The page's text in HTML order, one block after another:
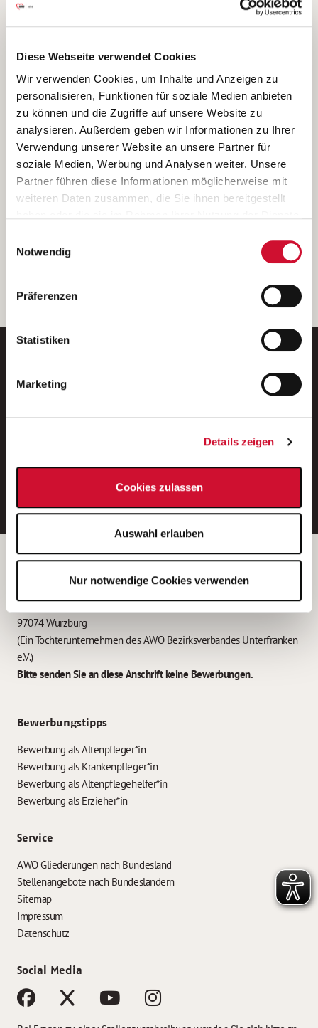
Diese Webseite verwendet Cookies
Wir verwenden Cookies, um Inhalte und Anzeigen zu
personalisieren, Funktionen für soziale Medien anbieten
zu können und die Zugriffe auf unsere Website zu
analysieren. Außerdem geben wir Informationen zu Ihrer
Verwendung unserer Website an unsere Partner für
soziale Medien, Werbung und Analysen weiter. Unsere
Partner führen diese Informationen möglicherweise mit
weiteren Daten zusammen, die Sie ihnen bereitgestellt
Wenn Sie auf „Cookies zulassen“ klicken, so stimmen
Sie der Speicherung sämtlicher Cookies zu. Sie können
Ihre Einwilligung selbstverständlich jederzeit widerrufen,
indem Sie die Cookie-Einstellungen aufrufen und diese
unserer
Notwendig
Präferenzen
Statistiken
Marketing
Details zeigen
Cookies zulassen
Auswahl erlauben
Nur notwendige Cookies verwenden
Ich bin damit einverstanden, dass meine personenbezogenen Daten
ausschließlich zum Zweck der Durchführung der Kontaktanfrage
verarbeitet, auf IT- Systemen der Garitz Bewirtschaftungsbetriebe
GmbH, Heinrich-von-Kleist-Straße 2, 97688 Bad Kissingen
(Betreiber) gespeichert und an die für das Stellenangebot
verantwortliche Stelle zur Kontaktaufnahme weitergegeben
werden.
Diese Einwilligungserklärung kann ich jederzeit gegenüber dem
Weitere Details können Sie der
entnehmen.
E-Mail-Adresse eintragen
Betreiber der Webseite
Garitz Bewirtschaftungsbetriebe GmbH
Kantstraße 45a
97074 Würzburg
(Ein Tochterunternehmen des AWO Bezirksverbandes Unterfranken
e.V.)
Bitte senden Sie an diese Anschrift keine Bewerbungen.
Bewerbungstipps
Bewerbung als Altenpfleger*in
Bewerbung als Krankenpfleger*in
Bewerbung als Altenpflegehelfer*in
Bewerbung als Erzieher*in
Service
AWO Gliederungen nach Bundesland
Stellenangebote nach Bundesländern
Sitemap
Impressum
Datenschutz
Social Media